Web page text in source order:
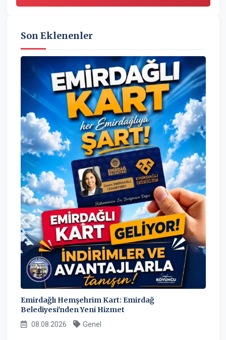
Son Eklenenler
Emirdağlı Hemşehrim Kart: Emirdağ
Belediyesi'nden Yeni Hizmet
08.08.2026 Genel